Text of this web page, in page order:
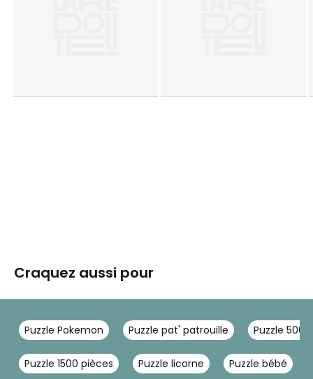
Craquez aussi pour
Puzzle Pokemon Puzzle pat' patrouille Puzzle 500
Puzzle 1500 pièces Puzzle licorne Puzzle bébé